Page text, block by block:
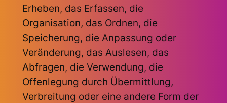
Erheben, das Erfassen, die
Organisation, das Ordnen, die
Speicherung, die Anpassung oder
Veränderung, das Auslesen, das
Abfragen, die Verwendung, die
Offenlegung durch Übermittlung,
Verbreitung oder eine andere Form der